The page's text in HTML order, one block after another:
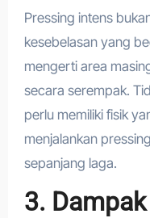
Pressing intens
kesebelasan yang
mengerti area
secara serempak.
perlu memiliki fisik
menjalankan
sepanjang laga.
3.